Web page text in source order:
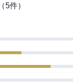
（5件）